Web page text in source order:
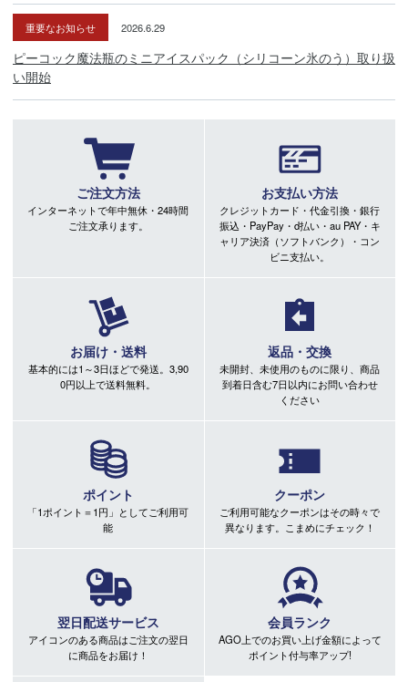
重要なお知らせ 2026.6.29
ピーコック魔法瓶のミニアイスパック（シリコーン氷のう）取り扱
い開始
ご注文方法
インターネットで年中無休・24時間
ご注文承ります。
お支払い方法
クレジットカード・代金引換・銀行
振込・PayPay・d払い・au PAY・キ
ャリア決済（ソフトバンク）・コン
ビニ支払い。
お届け・送料
基本的には1～3日ほどで発送。3,90
0円以上で送料無料。
返品・交換
未開封、未使用のものに限り、商品
到着日含む7日以内にお問い合わせ
ください
ポイント
「1ポイント＝1円」としてご利用可
能
クーポン
ご利用可能なクーポンはその時々で
異なります。こまめにチェック！
翌日配送サービス
アイコンのある商品はご注文の翌日
に商品をお届け！
会員ランク
AGO上でのお買い上げ金額によって
ポイント付与率アップ!